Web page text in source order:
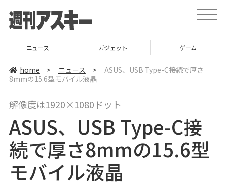
t
o
ニュース ガジェット ゲーム
home > ニュース >
ASUS、USB Type-C接続で厚さ
8mmの15.6型モバイル液晶
解像度は1920×1080ドット
ASUS、USB Type-C接
続で厚さ8mmの15.6型
モバイル液晶